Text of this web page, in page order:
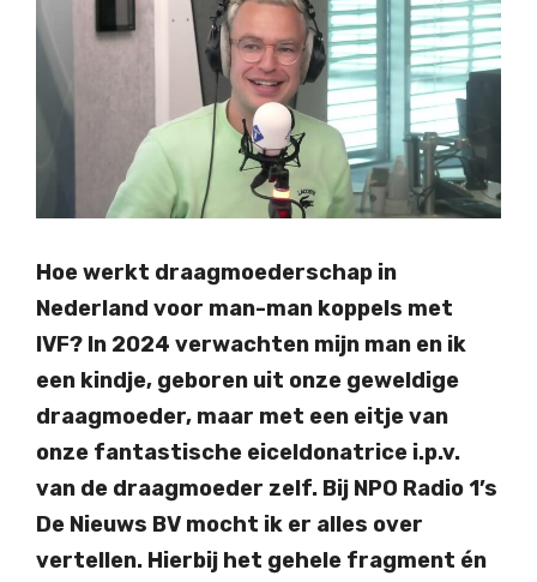
Hoe werkt draagmoederschap in
Nederland voor man-man koppels met
IVF? In 2024 verwachten mijn man en ik
een kindje, geboren uit onze geweldige
draagmoeder, maar met een eitje van
onze fantastische eiceldonatrice i.p.v.
van de draagmoeder zelf. Bij NPO Radio 1’s
De Nieuws BV mocht ik er alles over
vertellen. Hierbij het gehele fragment én